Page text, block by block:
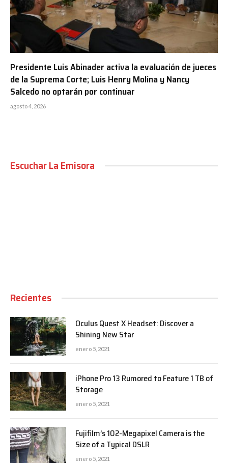
Presidente Luis Abinader activa la evaluación de jueces
de la Suprema Corte; Luis Henry Molina y Nancy
Salcedo no optarán por continuar
agosto 4, 2026
Escuchar La Emisora
Recientes
Oculus Quest X Headset: Discover a
Shining New Star
enero 5, 2021
iPhone Pro 13 Rumored to Feature 1 TB of
Storage
enero 5, 2021
Fujifilm’s 102-Megapixel Camera is the
Size of a Typical DSLR
enero 5, 2021